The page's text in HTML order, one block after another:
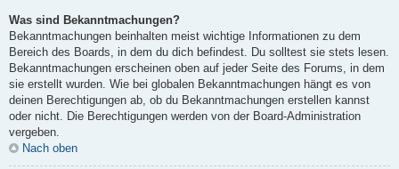
Was sind Bekanntmachungen?
Bekanntmachungen beinhalten meist wichtige Informationen zu dem
Bereich des Boards, in dem du dich befindest. Du solltest sie stets lesen.
Bekanntmachungen erscheinen oben auf jeder Seite des Forums, in dem
sie erstellt wurden. Wie bei globalen Bekanntmachungen hängt es von
deinen Berechtigungen ab, ob du Bekanntmachungen erstellen kannst
oder nicht. Die Berechtigungen werden von der Board-Administration
vergeben.
Nach oben